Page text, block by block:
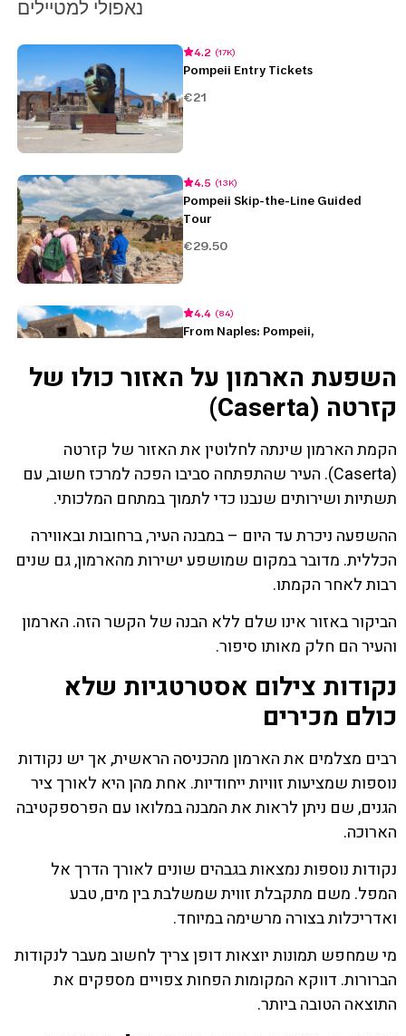
השפעת הארמון על האזור כולו של
קזרטה (Caserta)
הקמת הארמון שינתה לחלוטין את האזור של קזרטה
(Caserta). העיר שהתפתחה סביבו הפכה למרכז חשוב, עם
תשתיות ושירותים שנבנו כדי לתמוך במתחם המלכותי.
ההשפעה ניכרת עד היום – במבנה העיר, ברחובות ובאווירה
הכללית. מדובר במקום שמושפע ישירות מהארמון, גם שנים
רבות לאחר הקמתו.
הביקור באזור אינו שלם ללא הבנה של הקשר הזה. הארמון
והעיר הם חלק מאותו סיפור.
נקודות צילום אסטרטגיות שלא
כולם מכירים
רבים מצלמים את הארמון מהכניסה הראשית, אך יש נקודות
נוספות שמציעות זוויות ייחודיות. אחת מהן היא לאורך ציר
הגנים, שם ניתן לראות את המבנה במלואו עם הפרספקטיבה
הארוכה.
נקודות נוספות נמצאות בגבהים שונים לאורך הדרך אל
המפל. משם מתקבלת זווית שמשלבת בין מים, טבע
ואדריכלות בצורה מרשימה במיוחד.
מי שמחפש תמונות יוצאות דופן צריך לחשוב מעבר לנקודות
הברורות. דווקא המקומות הפחות צפויים מספקים את
התוצאה הטובה ביותר.